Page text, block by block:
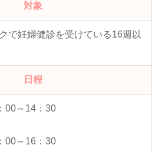
対象
で妊婦健診を受けている16週以
日程
00～14：30
00～16：30